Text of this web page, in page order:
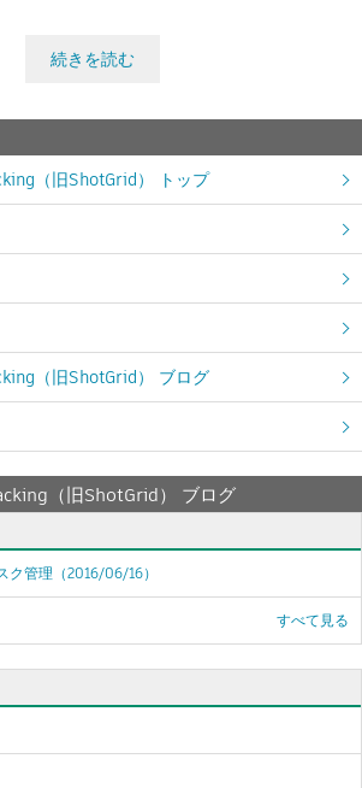
続きを読む
（旧ShotGrid） トップ
（旧ShotGrid） ブログ
（旧ShotGrid） ブログ
ク管理 （2016/06/16）
すべて見る